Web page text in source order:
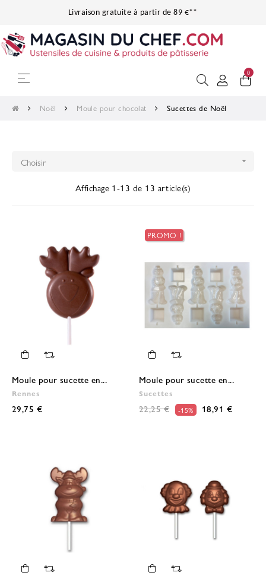
Livraison gratuite à partir de 89 €**
Basculer
navigation
☰ 0
Noël Moule pour chocolat Sucettes de Noël
Choisir 
Affichage 1-13 de 13 article(s)
Moule pour sucette en...
Rennes
29,75 €
PROMO !
Moule pour sucette en...
Sucettes
22,25 € -15% 18,91 €